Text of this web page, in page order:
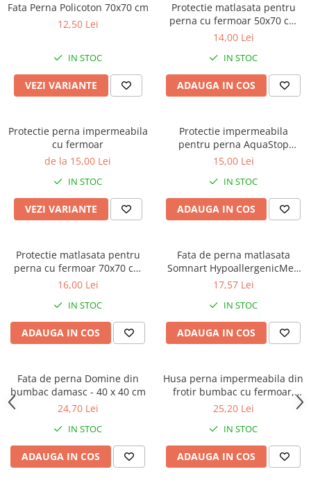
Fata Perna Policoton 70x70 cm
12,50 Lei
IN STOC
VEZI VARIANTE
Protectie matlasata pentru
perna cu fermoar 50x70 cm
alba
14,00 Lei
IN STOC
ADAUGA IN COS
Protectie perna impermeabila
cu fermoar
de la 15,00 Lei
IN STOC
VEZI VARIANTE
Protectie impermeabila
pentru perna AquaStop
50x70cm
15,00 Lei
IN STOC
ADAUGA IN COS
Protectie matlasata pentru
perna cu fermoar 70x70 cm
alba
16,00 Lei
IN STOC
ADAUGA IN COS
Fata de perna matlasata
Somnart HypoallergenicMed
pentru perna 50x70 cm
17,57 Lei
IN STOC
ADAUGA IN COS
Fata de perna Domine din
bumbac damasc - 40 x 40 cm
24,70 Lei
IN STOC
ADAUGA IN COS
Husa perna impermeabila din
frotir bumbac cu fermoar,
50x70 cm
25,20 Lei
IN STOC
ADAUGA IN COS